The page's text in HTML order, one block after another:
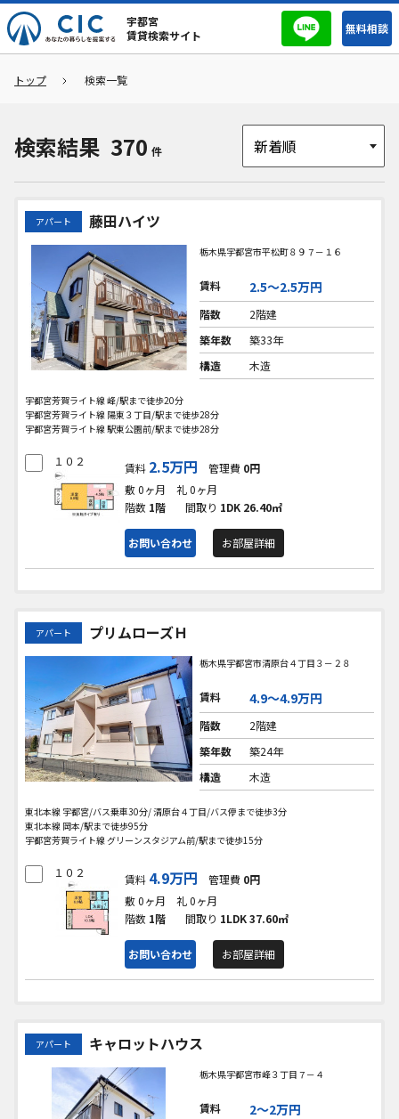
宇都宮
賃貸検索サイト
無料相談
トップ 検索一覧
検索結果 370 件
アパート 藤田ハイツ
栃木県宇都宮市平松町８９７－１６
賃料 2.5〜2.5万円
階数
2階建
築年数
築33年
構造
木造
宇都宮芳賀ライト線 峰/駅まで徒歩20分
宇都宮芳賀ライト線 陽東３丁目/駅まで徒歩28分
宇都宮芳賀ライト線 駅東公園前/駅まで徒歩28分
１０２ 賃料 2.5万円 管理費 0円
敷 0ヶ月
礼 0ヶ月
階数 1階 間取り 1DK 26.40㎡
お問い合わせ お部屋詳細
アパート プリムローズＨ
栃木県宇都宮市清原台４丁目３－２８
賃料 4.9〜4.9万円
階数
2階建
築年数
築24年
構造
木造
東北本線 宇都宮/バス乗車30分/ 清原台４丁目/バス停まで徒歩3分
東北本線 岡本/駅まで徒歩95分
宇都宮芳賀ライト線 グリーンスタジアム前/駅まで徒歩15分
１０２ 賃料 4.9万円 管理費 0円
敷 0ヶ月
礼 0ヶ月
階数 1階 間取り 1LDK37.60㎡
お問い合わせ お部屋詳細
アパート キャロットハウス
栃木県宇都宮市峰３丁目７－４
賃料 2〜2万円